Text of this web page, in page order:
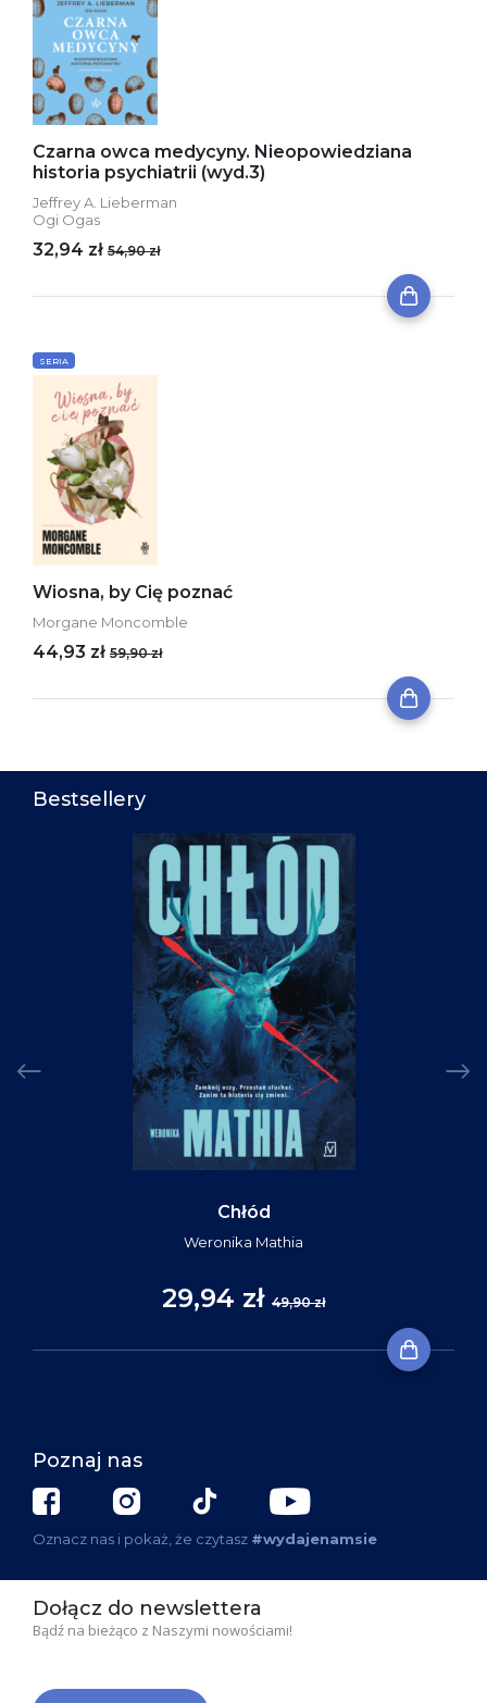
Czarna owca medycyny. Nieopowiedziana
historia psychiatrii (wyd.3)
Jeffrey A. Lieberman
Ogi Ogas
32,94 zł 54,90 zł
SERIA
Wiosna, by Cię poznać
Morgane Moncomble
44,93 zł 59,90 zł
Bestsellery
Chłód
Weronika Mathia
29,94 zł 49,90 zł
Poznaj nas
Oznacz nas i pokaż, że czytasz #wydajenamsie
Dołącz do newslettera
Bądź na bieżąco z Naszymi nowościami!